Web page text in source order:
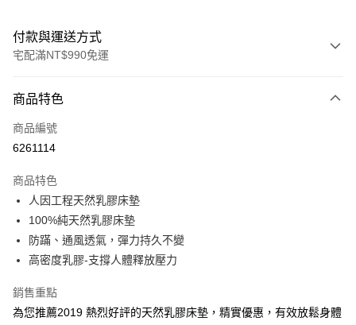
付款與運送方式
宅配滿NT$990免運
信用卡一次付款
信用卡分期付款
合作金庫商業銀行
華南商業銀行
上海商業儲蓄銀行
國泰世華商業銀行
臺灣中小企業銀行
聯邦商業銀行
元大商業銀行
永豐商業銀行
LINE Pay
Apple Pay
街口支付
Google Pay
商品特色
商品編號
6261114
商品特色
人因工程天然乳膠床墊
100%純天然乳膠床墊
防蹣、通風透氣，彈力持久不變
高密度乳膠-支撐人體釋放壓力
銷售重點
為您推薦2019 熱烈好評的天然乳膠床墊，精實優惠，有效放鬆身體